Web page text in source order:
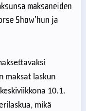
maksaneiden
Show’hun ja
maksat laskun
10.1.
mikä